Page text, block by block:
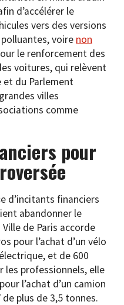
d’accélérer le
vers des versions
voire non
le renforcement des
voitures, qui relèvent
et du Parlement
villes
comme
pour
d’incitants financiers
abandonner le
de Paris accorde
pour l’achat d’un vélo
et de 600
les professionnels, elle
l’achat d’un camion
plus de 3,5 tonnes.